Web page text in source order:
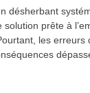
désherbant
prête à
les erreurs